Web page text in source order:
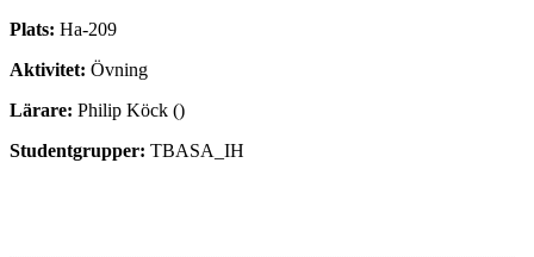
Plats: Ha-209
Aktivitet: Övning
Lärare: Philip Köck ()
Studentgrupper: TBASA_IH